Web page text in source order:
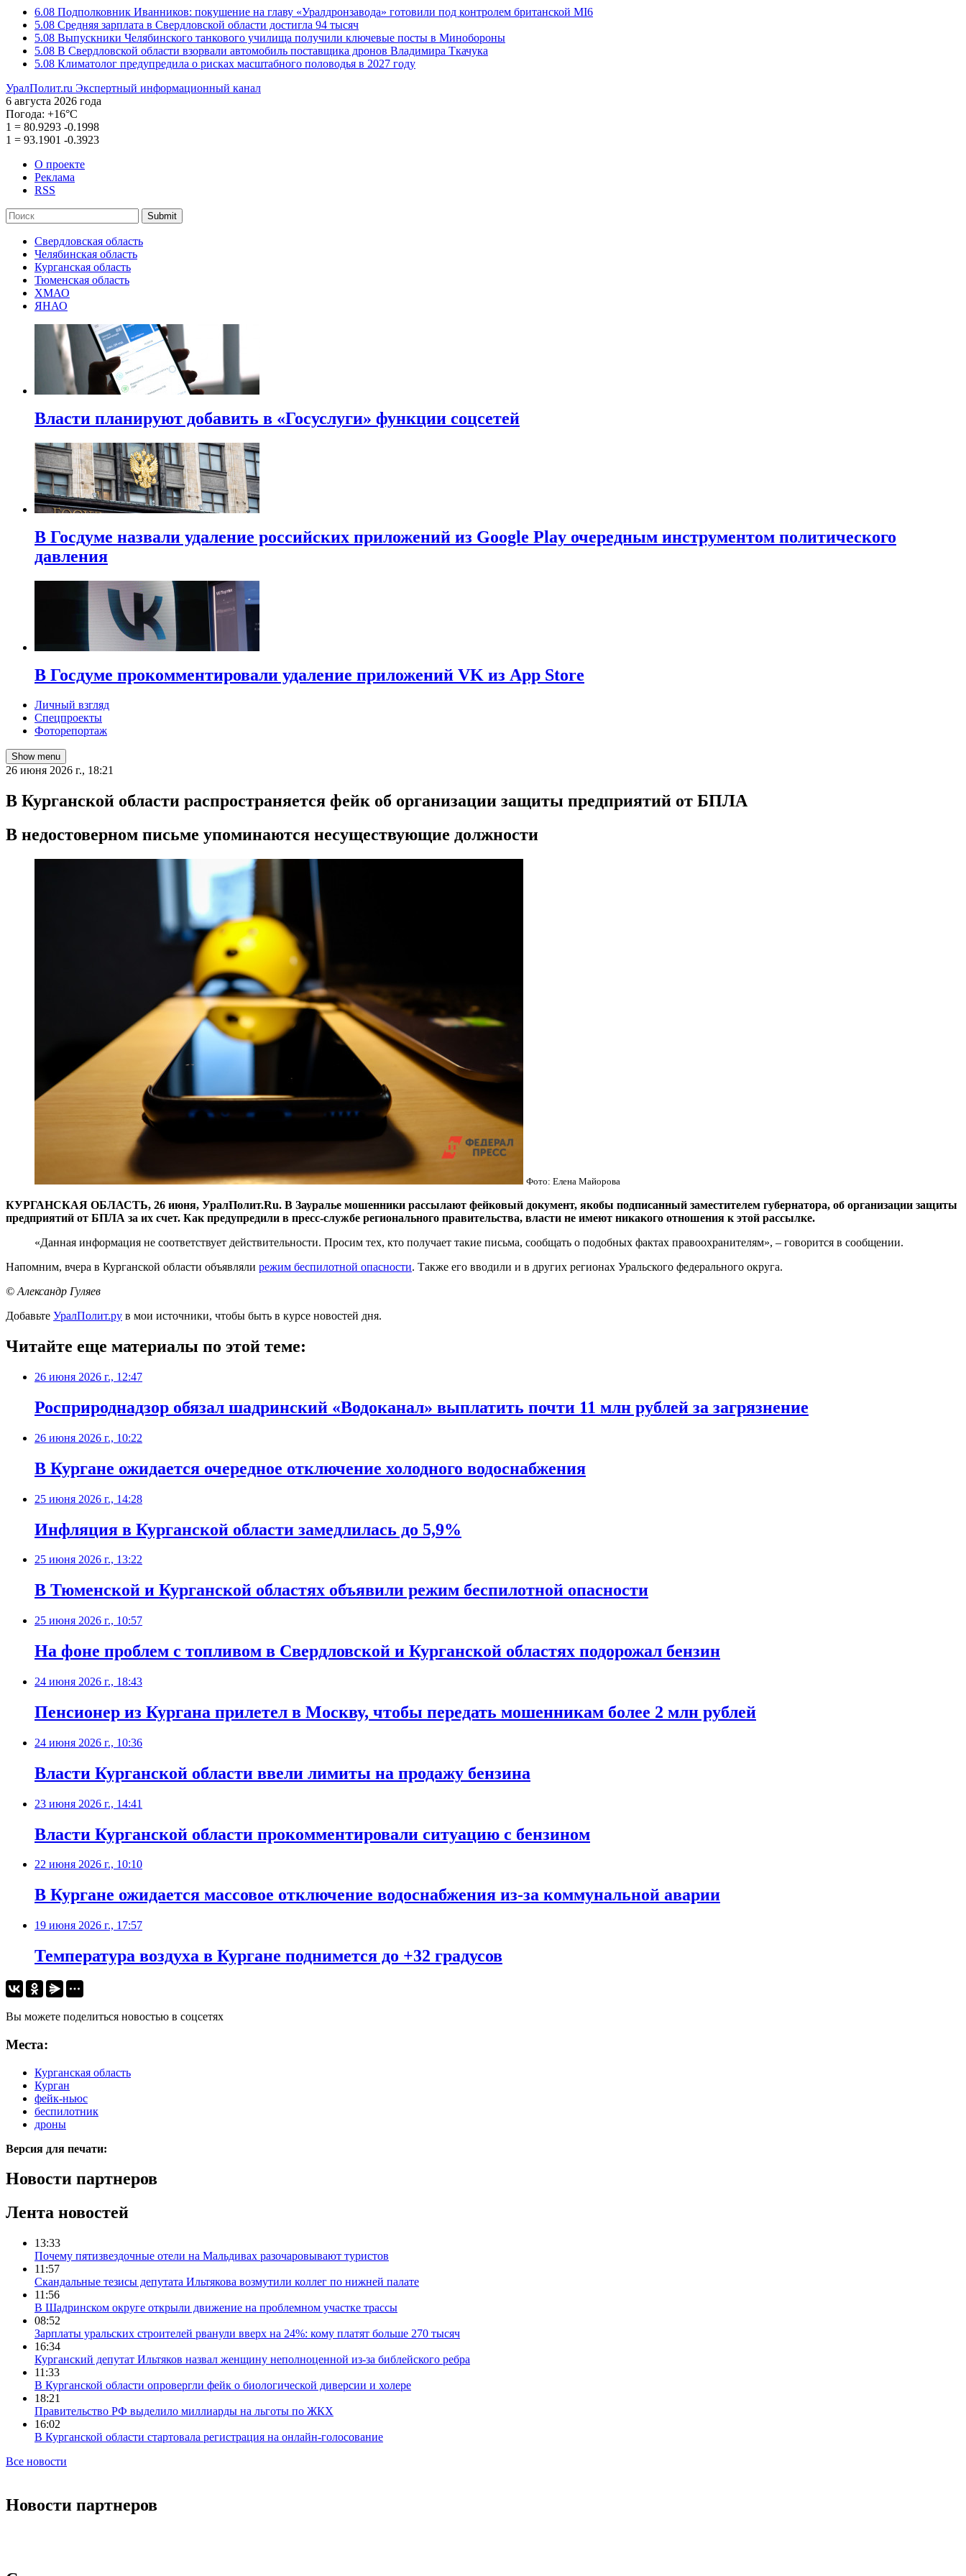
6.08 Подполковник Иванников: покушение на главу «Уралдронзавода» готовили под контролем британской MI6
5.08 Средняя зарплата в Свердловской области достигла 94 тысяч
5.08 Выпускники Челябинского танкового училища получили ключевые посты в Минобороны
5.08 В Свердловской области взорвали автомобиль поставщика дронов Владимира Ткачука
5.08 Климатолог предупредила о рисках масштабного половодья в 2027 году
УралПолит.ru Экспертный информационный канал
6 августа 2026 года
Погода: +16°С
1 = 80.9293 -0.1998
1 = 93.1901 -0.3923
О проекте
Реклама
RSS
Submit
Свердловская область
Челябинская область
Курганская область
Тюменская область
ХМАО
ЯНАО
Власти планируют добавить в «Госуслуги» функции соцсетей
В Госдуме назвали удаление российских приложений из Google Play очередным инструментом политического
давления
В Госдуме прокомментировали удаление приложений VK из App Store
Личный взгляд
Спецпроекты
Фоторепортаж
Show menu
26 июня 2026 г., 18:21
В Курганской области распространяется фейк об организации защиты предприятий от БПЛА
В недостоверном письме упоминаются несуществующие должности
Фото: Елена Майорова
КУРГАНСКАЯ ОБЛАСТЬ, 26 июня, УралПолит.Ru. В Зауралье мошенники рассылают фейковый документ, якобы подписанный заместителем губернатора, об организации защиты
предприятий от БПЛА за их счет. Как предупредили в пресс-службе регионального правительства, власти не имеют никакого отношения к этой рассылке.
«Данная информация не соответствует действительности. Просим тех, кто получает такие письма, сообщать о подобных фактах правоохранителям», – говорится в сообщении.
Напомним, вчера в Курганской области объявляли режим беспилотной опасности. Также его вводили и в других регионах Уральского федерального округа.
© Александр Гуляев
Добавьте УралПолит.ру в мои источники, чтобы быть в курсе новостей дня.
Читайте еще материалы по этой теме:
26 июня 2026 г., 12:47
Росприроднадзор обязал шадринский «Водоканал» выплатить почти 11 млн рублей за загрязнение
26 июня 2026 г., 10:22
В Кургане ожидается очередное отключение холодного водоснабжения
25 июня 2026 г., 14:28
Инфляция в Курганской области замедлилась до 5,9%
25 июня 2026 г., 13:22
В Тюменской и Курганской областях объявили режим беспилотной опасности
25 июня 2026 г., 10:57
На фоне проблем с топливом в Свердловской и Курганской областях подорожал бензин
24 июня 2026 г., 18:43
Пенсионер из Кургана прилетел в Москву, чтобы передать мошенникам более 2 млн рублей
24 июня 2026 г., 10:36
Власти Курганской области ввели лимиты на продажу бензина
23 июня 2026 г., 14:41
Власти Курганской области прокомментировали ситуацию с бензином
22 июня 2026 г., 10:10
В Кургане ожидается массовое отключение водоснабжения из-за коммунальной аварии
19 июня 2026 г., 17:57
Температура воздуха в Кургане поднимется до +32 градусов
Вы можете поделиться новостью в соцсетях
Места:
Курганская область
Курган
фейк-ньюс
беспилотник
дроны
Версия для печати:
Новости партнеров
Лента новостей
13:33
Почему пятизвездочные отели на Мальдивах разочаровывают туристов
11:57
Скандальные тезисы депутата Ильтякова возмутили коллег по нижней палате
11:56
В Шадринском округе открыли движение на проблемном участке трассы
08:52
Зарплаты уральских строителей рванули вверх на 24%: кому платят больше 270 тысяч
16:34
Курганский депутат Ильтяков назвал женщину неполноценной из-за библейского ребра
11:33
В Курганской области опровергли фейк о биологической диверсии и холере
18:21
Правительство РФ выделило миллиарды на льготы по ЖКХ
16:02
В Курганской области стартовала регистрация на онлайн‑голосование
Все новости
Новости партнеров